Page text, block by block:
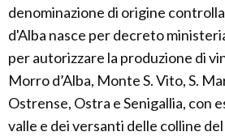
denominazione di origine
d'Alba nasce per decreto
per autorizzare la produzione di
Morro d’Alba, Monte S. Vito, S.
Ostrense, Ostra e Senigallia, con
valle e dei versanti delle colline